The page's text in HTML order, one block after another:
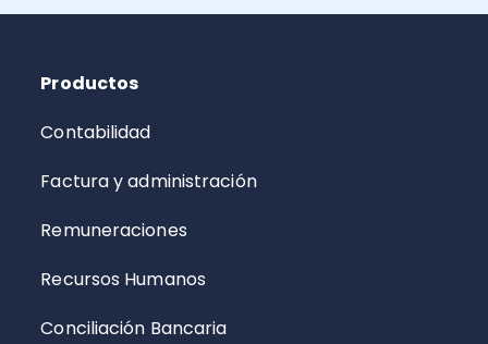
Productos
Contabilidad
Factura y administración
Remuneraciones
Recursos Humanos
Conciliación Bancaria